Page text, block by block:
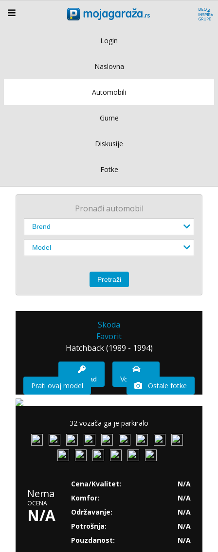
Login
Naslovna
Automobili
Gume
Diskusije
Fotke
Pronađi automobil
Skoda
Favorit
Hatchback (1989 - 1994)
Imam sad Vozio sam
Prati ovaj model Ostale fotke
32 vozača ga je parkiralo
Nema
OCENA
N/A
Cena/Kvalitet:
N/A
Komfor:
N/A
Održavanje:
N/A
Potrošnja:
N/A
Pouzdanost:
N/A